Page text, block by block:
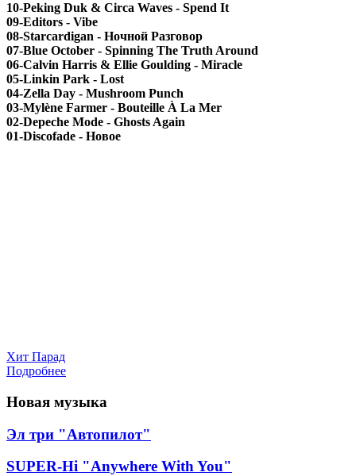
10-Peking Duk & Circa Waves - Spend It
09-Editors - Vibe
08-Starcardigan - Ночной Разговор
07-Blue October - Spinning The Truth Around
06-Calvin Harris & Ellie Goulding - Miracle
05-Linkin Park - Lost
04-Zella Day - Mushroom Punch
03-Mylène Farmer - Bouteille À La Mer
02-Depeche Mode - Ghosts Again
01-Discofade - Новое
Хит Парад
Подробнее
Новая музыка
Эл три "Автопилот"
SUPER-Hi "Anywhere With You"